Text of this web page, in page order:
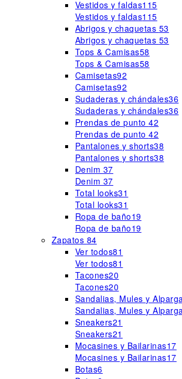
Vestidos y faldas115
Vestidos y faldas115
Abrigos y chaquetas 53
Abrigos y chaquetas 53
Tops & Camisas58
Tops & Camisas58
Camisetas92
Camisetas92
Sudaderas y chándales36
Sudaderas y chándales36
Prendas de punto42
Prendas de punto42
Pantalones y shorts38
Pantalones y shorts38
Denim 37
Denim 37
Total looks31
Total looks31
Ropa de baño19
Ropa de baño19
Zapatos 84
Ver todos81
Ver todos81
Tacones20
Tacones20
Sandalias, Mules y
Sandalias, Mules y
Sneakers21
Sneakers21
Mocasines y Bailarinas17
Mocasines y Bailarinas17
Botas6